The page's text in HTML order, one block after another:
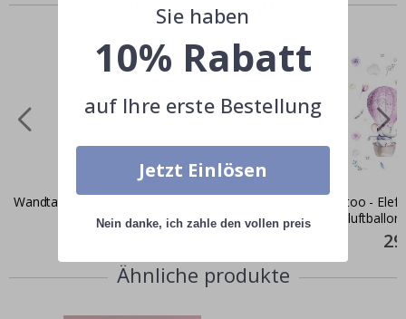
Wandtattoo - Bäume und Vögel
Special
Price
49,00 €
Wandtattoo -
und Heißluftballon
Ähnliche produkte
Sie haben
10% Rabatt
auf Ihre erste Bestellung
Jetzt Einlösen
Nein danke, ich zahle den vollen preis